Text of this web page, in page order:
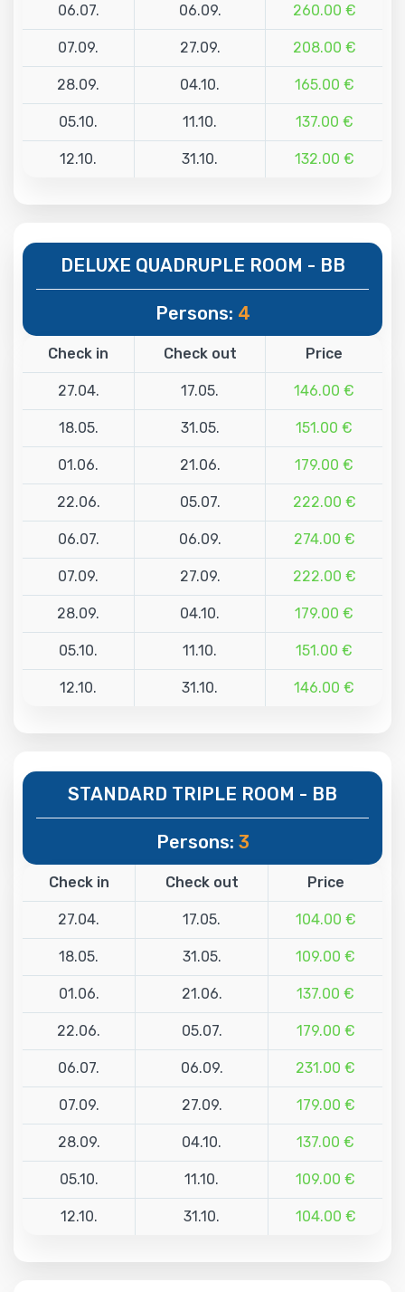
06.07. 06.09. 260.00 €
07.09. 27.09. 208.00 €
28.09. 04.10. 165.00 €
05.10. 11.10. 137.00 €
12.10. 31.10. 132.00 €
DELUXE QUADRUPLE ROOM - BB
Persons: 4
Check in Check out Price
27.04. 17.05. 146.00 €
18.05. 31.05. 151.00 €
01.06. 21.06. 179.00 €
22.06. 05.07. 222.00 €
06.07. 06.09. 274.00 €
07.09. 27.09. 222.00 €
28.09. 04.10. 179.00 €
05.10. 11.10. 151.00 €
12.10. 31.10. 146.00 €
STANDARD TRIPLE ROOM - BB
Persons: 3
Check in Check out Price
27.04. 17.05. 104.00 €
18.05. 31.05. 109.00 €
01.06. 21.06. 137.00 €
22.06. 05.07. 179.00 €
06.07. 06.09. 231.00 €
07.09. 27.09. 179.00 €
28.09. 04.10. 137.00 €
05.10. 11.10. 109.00 €
12.10. 31.10. 104.00 €